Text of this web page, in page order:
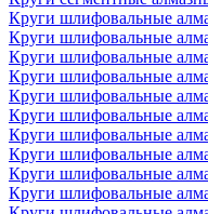
Круги шлифовальные
Круги шлифовальные
Круги шлифовальные
Круги шлифовальные
Круги шлифовальные
Круги шлифовальные
Круги шлифовальные
Круги шлифовальные
Круги шлифовальные
Круги шлифовальные